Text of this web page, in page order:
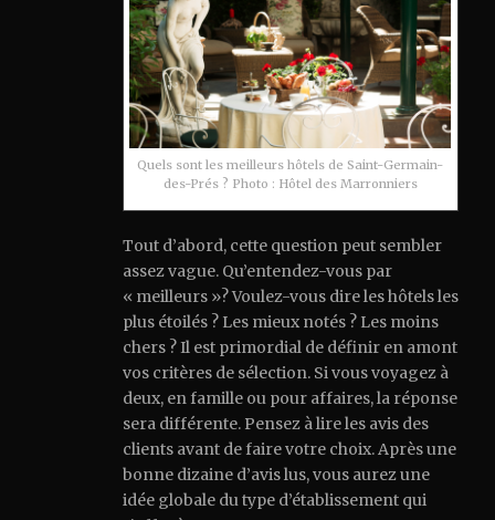
Quels sont les meilleurs hôtels de Saint-Germain-
des-Prés ? Photo : Hôtel des Marronniers
Tout d’abord, cette question peut sembler
assez vague. Qu’entendez-vous par
« meilleurs »? Voulez-vous dire les hôtels les
plus étoilés ? Les mieux notés ? Les moins
chers ? Il est primordial de définir en amont
vos critères de sélection. Si vous voyagez à
deux, en famille ou pour affaires, la réponse
sera différente. Pensez à lire les avis des
clients avant de faire votre choix. Après une
bonne dizaine d’avis lus, vous aurez une
idée globale du type d’établissement qui